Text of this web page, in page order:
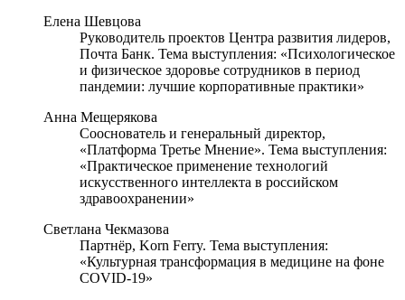
Елена Шевцова
Руководитель проектов Центра развития лидеров,
Почта Банк. Тема выступления: «Психологическое
и физическое здоровье сотрудников в период
пандемии: лучшие корпоративные практики»
Анна Мещерякова
Сооснователь и генеральный директор,
«Платформа Третье Мнение». Тема выступления:
«Практическое применение технологий
искусственного интеллекта в российском
здравоохранении»
Светлана Чекмазова
Партнёр, Korn Ferry. Тема выступления:
«Культурная трансформация в медицине на фоне
COVID-19»